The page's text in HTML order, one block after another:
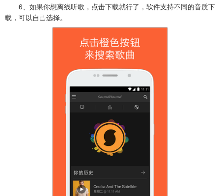
6、如果你想离线听歌，点击下载就行了，软件支持不同的音质下
载，可以自己选择。